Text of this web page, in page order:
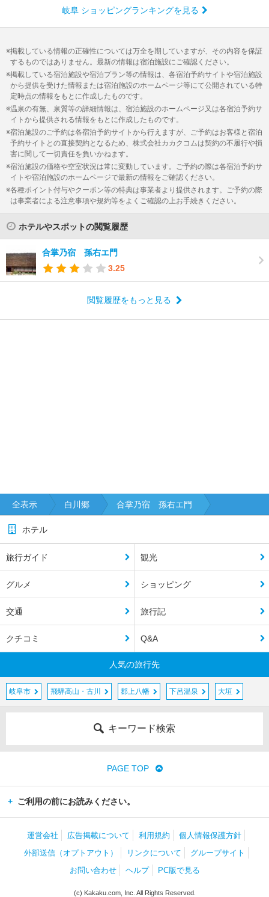
岐阜 ショッピングランキングを見る
掲載している情報の正確性については万全を期していますが、その内容を保証
するものではありません。最新の情報は宿泊施設にご確認ください。
掲載している宿泊施設や宿泊プラン等の情報は、各宿泊予約サイトや宿泊施設
から提供を受けた情報または宿泊施設のホームページ等にて公開されている特
定時点の情報をもとに作成したものです。
温泉の有無、泉質等の詳細情報は、宿泊施設のホームページ又は各宿泊予約サ
イトから提供される情報をもとに作成したものです。
宿泊施設のご予約は各宿泊予約サイトから行えますが、ご予約はお客様と宿泊
予約サイトとの直接契約となるため、株式会社カカクコムは契約の不履行や損
害に関して一切責任を負いかねます。
宿泊施設の価格や空室状況は常に変動しています。ご予約の際は各宿泊予約サ
イトや宿泊施設のホームページで最新の情報をご確認ください。
各種ポイント付与やクーポン等の特典は事業者より提供されます。ご予約の際
は事業者による注意事項や規約等をよくご確認の上お手続きください。
ホテルやスポットの閲覧履歴
合掌乃宿 孫右エ門
3.25
閲覧履歴をもっと見る
全表示 白川郷 合掌乃宿 孫右エ門
ホテル
旅行ガイド 観光
グルメ ショッピング
交通 旅行記
クチコミ Q&A
人気の旅行先
岐阜市 飛騨高山・古川 郡上八幡 下呂温泉 大垣
キーワード検索
PAGE TOP
ご利用の前にお読みください。
運営会社 広告掲載について 利用規約
個人情報保護方針
外部送信（オプトアウト）
リンクについて
グループサイト
お問い合わせ
ヘルプ PC版で見る
(c) Kakaku.com, Inc. All Rights Reserved.